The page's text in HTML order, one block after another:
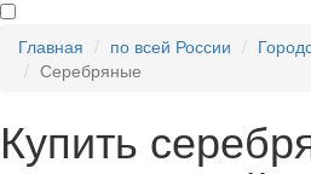
Главная по всей России
Серебряные
Купить